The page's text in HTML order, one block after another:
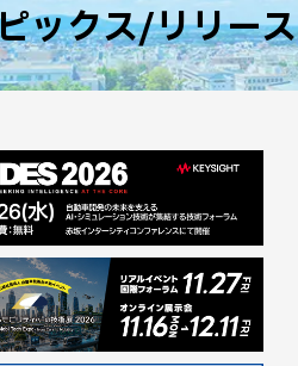
ックス/リリース